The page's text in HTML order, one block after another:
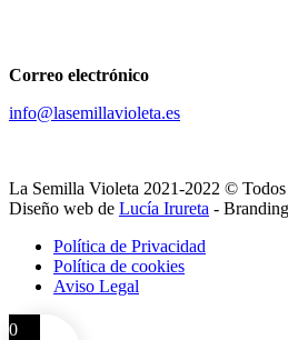
Correo electrónico
info@lasemillavioleta.es
La Semilla Violeta 2021-2022 © Todos
Diseño web de Lucía Irureta -
Política de Privacidad
Política de cookies
Aviso Legal
0